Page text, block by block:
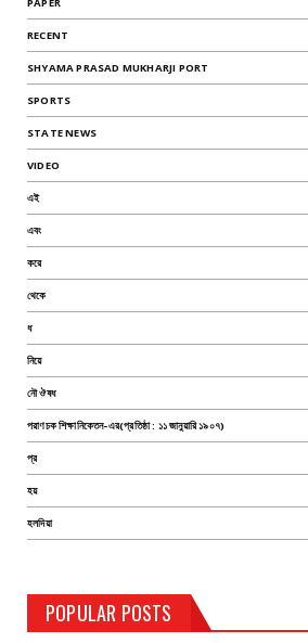
RECENT
SHYAMA PRASAD MUKHARJI PORT
SPORTS
STATE NEWS
VIDEO
এই
এবং
করে
থেকে
ধ
নিয়ে
নৌ ঔষধ
পরাণচক শিক্ষানিকেতন-এর(প্রতিষ্ঠা : ১১ জানুয়ারি ১৯০৭)
প্র
হয়
হলদিয়া
POPULAR POSTS
TEST PAGE
August 14, 2019